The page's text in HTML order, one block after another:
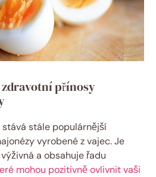
přínosy
stává stále populárnější
vyrobené z vajec. Je
a obsahuje řadu
mohou pozitivně ovlivnit vaši